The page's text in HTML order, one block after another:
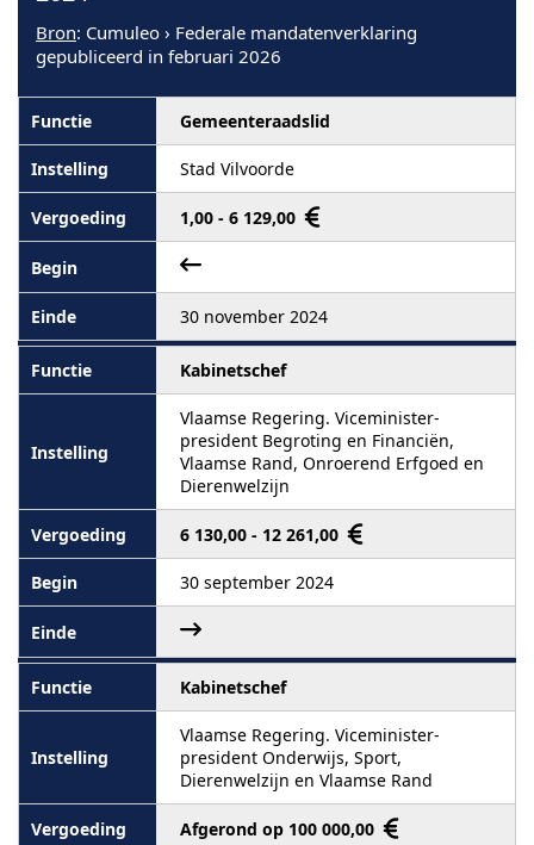
Bron: Cumuleo › Federale mandatenverklaring
gepubliceerd in februari 2026
Gemeenteraadslid
Stad Vilvoorde
1,00 - 6 129,00
30 november 2024
Kabinetschef
Vlaamse Regering. Viceminister-
president Begroting en Financiën,
Vlaamse Rand, Onroerend Erfgoed en
Dierenwelzijn
6 130,00 - 12 261,00
30 september 2024
Kabinetschef
Vlaamse Regering. Viceminister-
president Onderwijs, Sport,
Dierenwelzijn en Vlaamse Rand
Afgerond op 100 000,00